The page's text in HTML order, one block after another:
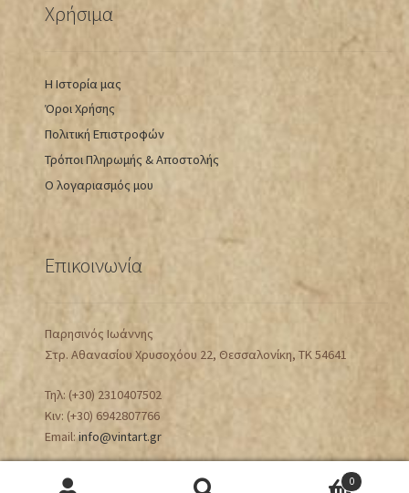
Χρήσιμα
Η Ιστορία μας
Όροι Χρήσης
Πολιτική Επιστροφών
Τρόποι Πληρωμής & Αποστολής
Ο λογαριασμός μου
Επικοινωνία
Παρησινός Ιωάννης
Στρ. Αθανασίου Χρυσοχόου 22, Θεσσαλονίκη, ΤΚ 54641
Τηλ: (+30) 2310407502
Κιν: (+30) 6942807766
Email:info@vintart.gr
0